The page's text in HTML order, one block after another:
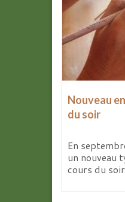
Nouveau
du soir
En
un nouveau
cours du